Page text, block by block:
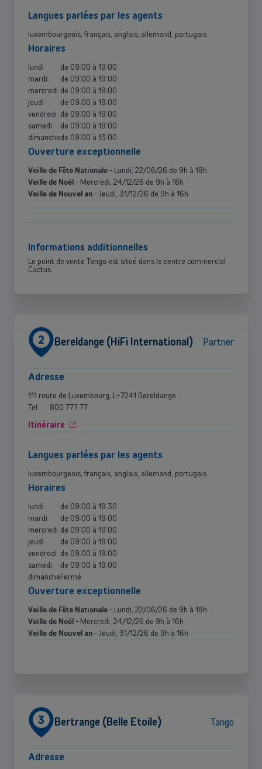
langues parlées par les agents
luxembourgeois, français, anglais, allemand, portugais
horaires
lundi
mardi
mercredi
jeudi
vendredi
samedi
dimanche
de 09:00 à 19:00
de 09:00 à 19:00
de 09:00 à 19:00
de 09:00 à 19:00
de 09:00 à 19:00
de 09:00 à 19:00
de 09:00 à 13:00
ouverture exceptionnelle
Veille de Fête Nationale- Lundi, 22/06/26 de 9h à 18h
Veille de Noël- Mercredi, 24/12/26 de 9h à 16h
Veille de Nouvel an- Jeudi, 31/12/26 de 9h à 16h
Informations additionnelles
Le point de vente Tango est situé dans le centre commercial
Cactus.
2 Bereldange (HiFi International) Partner
Adresse
111 route de Luxembourg, L-7241 Bereldange
Tel : 800 777 77
Itinéraire
langues parlées par les agents
luxembourgeois, français, anglais, allemand, portugais
horaires
lundi
mardi
mercredi
jeudi
vendredi
samedi
dimanche
de 09:00 à 18:30
de 09:00 à 19:00
de 09:00 à 19:00
de 09:00 à 19:00
de 09:00 à 19:00
de 09:00 à 19:00
Fermé
ouverture exceptionnelle
Veille de Fête Nationale- Lundi, 22/06/26 de 9h à 18h
Veille de Noël- Mercredi, 24/12/26 de 9h à 16h
Veille de Nouvel an- Jeudi, 31/12/26 de 9h à 16h
3 Bertrange (Belle Etoile) Tango
Adresse